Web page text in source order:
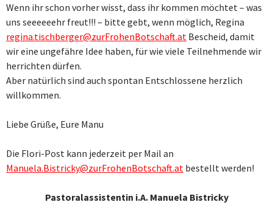
Wenn ihr schon vorher wisst, dass ihr kommen möchtet – was
uns seeeeeehr freut!!! – bitte gebt, wenn möglich, Regina
regina.tischberger@zurFrohenBotschaft.at Bescheid, damit
wir eine ungefähre Idee haben, für wie viele Teilnehmende wir
herrichten dürfen.
Aber natürlich sind auch spontan Entschlossene herzlich
willkommen.
Liebe Grüße, Eure Manu
Die Flori-Post kann jederzeit per Mail an
Manuela.Bistricky@zurFrohenBotschaft.at bestellt werden!
Pastoralassistentin i.A. Manuela Bistricky